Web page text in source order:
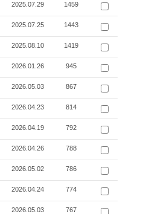
2025.07.29 1459
2025.07.25 1443
2025.08.10 1419
2026.01.26 945
2026.05.03 867
2026.04.23 814
2026.04.19 792
2026.04.26 788
2026.05.02 786
2026.04.24 774
2026.05.03 767